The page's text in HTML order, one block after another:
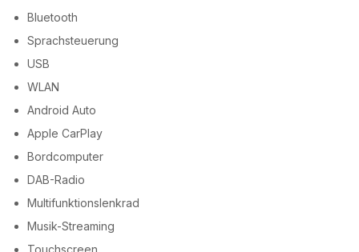
Bluetooth
Sprachsteuerung
USB
WLAN
Android Auto
Apple CarPlay
Bordcomputer
DAB-Radio
Multifunktionslenkrad
Musik-Streaming
Touchscreen